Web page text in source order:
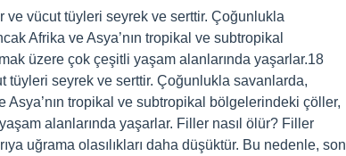
vücut tüyleri seyrek ve serttir. Çoğunlukla
Afrika ve Asya’nın tropikal ve subtropikal
üzere çok çeşitli yaşam alanlarında yaşarlar.18
seyrek ve serttir. Çoğunlukla savanlarda,
tropikal ve subtropikal bölgelerindeki çöller,
alanlarında yaşarlar. Filler nasıl ölür? Filler
uğrama olasılıkları daha düşüktür. Bu nedenle, son